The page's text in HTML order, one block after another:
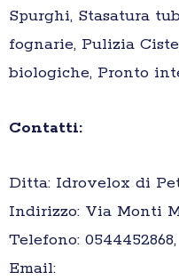
Spurghi, Stasatura
fognarie, Pulizia
biologiche, Pronto
Contatti:
Ditta: Idrovelox di
Indirizzo: Via Monti
Telefono: 0544452868,
Email: